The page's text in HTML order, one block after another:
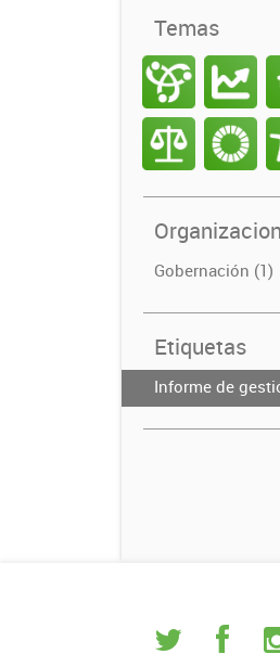
Temas
Gobernación (1)
Etiquetas
Informe de